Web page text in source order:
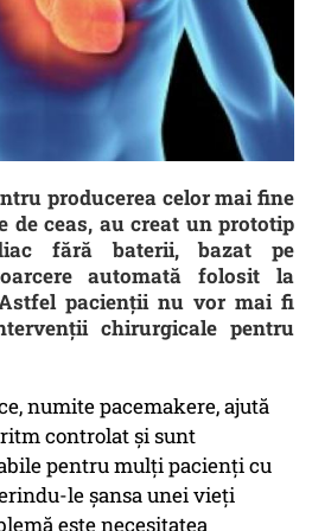
producerea celor mai fine
de ceas, au creat un prototip
fără baterii, bazat pe
automată folosit la
pacienții nu vor mai fi
chirurgicale pentru
numite pacemakere, ajută
controlat și sunt
pentru mulţi pacienţi cu
le şansa unei vieţi
este necesitatea